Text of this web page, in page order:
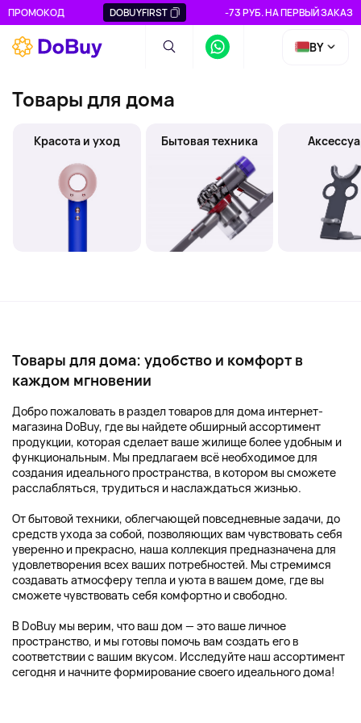
ПРОМОКОД DOBUYFIRST -73 РУБ. НА ПЕРВЫЙ ЗАКАЗ
BY
Товары для дома
Красота и уход Бытовая техника
Товары для дома: удобство и комфорт в
каждом мгновении
Добро пожаловать в раздел товаров для дома интернет-
магазина DoBuy, где вы найдете обширный ассортимент
продукции, которая сделает ваше жилище более удобным и
функциональным. Мы предлагаем всё необходимое для
создания идеального пространства, в котором вы сможете
расслабляться, трудиться и наслаждаться жизнью.
От бытовой техники, облегчающей повседневные задачи, до
средств ухода за собой, позволяющих вам чувствовать себя
уверенно и прекрасно, наша коллекция предназначена для
удовлетворения всех ваших потребностей. Мы стремимся
создавать атмосферу тепла и уюта в вашем доме, где вы
сможете чувствовать себя комфортно и свободно.
В DoBuy мы верим, что ваш дом — это ваше личное
пространство, и мы готовы помочь вам создать его в
соответствии с вашим вкусом. Исследуйте наш ассортимент
сегодня и начните формирование своего идеального дома!